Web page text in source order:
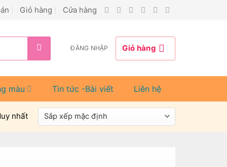
Giỏ hàng Cửa hàng
ĐĂNG NHẬP Giỏ hàng
màu Tin tức -Bài viết Liên hệ
nhất